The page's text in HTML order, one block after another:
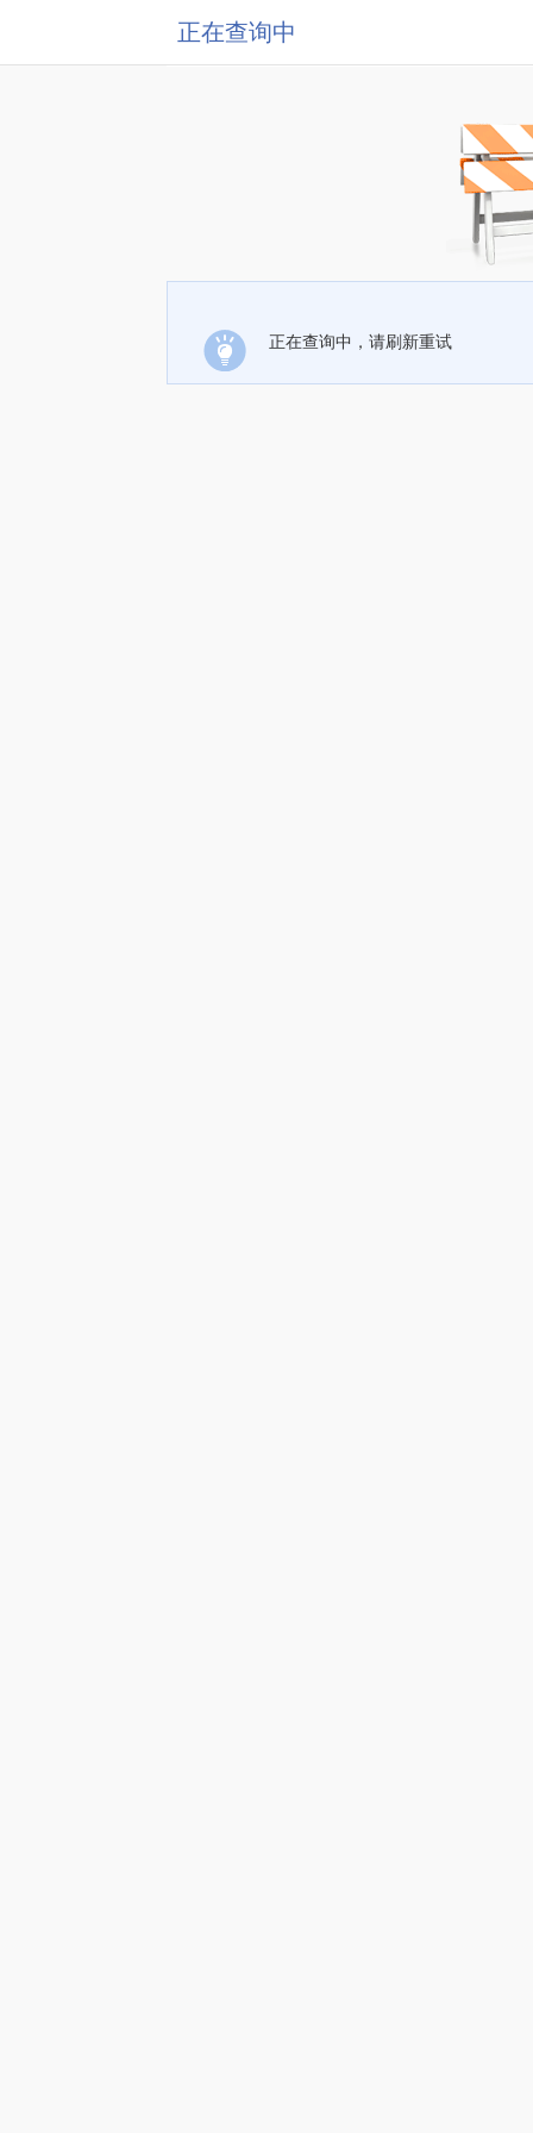
正在查询中
正在查询中，请刷新重试